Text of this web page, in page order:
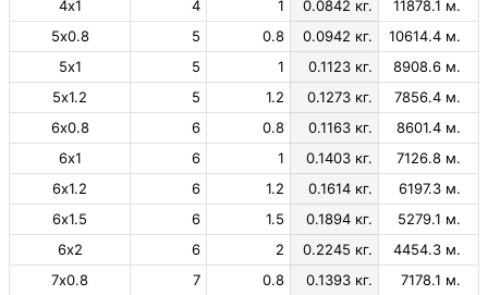
4х1
4 1 0.0842 кг.
11878.1 м.
5х0.8
5 0.8 0.0942 кг.
10614.4 м.
5х1
5 1 0.1123 кг.
8908.6 м.
5х1.2
5 1.2 0.1273 кг.
7856.4 м.
6х0.8
6 0.8 0.1163 кг.
8601.4 м.
6х1
6 1 0.1403 кг.
7126.8 м.
6х1.2
6 1.2 0.1614 кг.
6197.3 м.
6х1.5
6 1.5 0.1894 кг.
5279.1 м.
6х2
6 2 0.2245 кг.
4454.3 м.
7х0.8
7 0.8 0.1393 кг.
7178.1 м.